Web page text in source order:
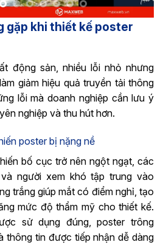
gặp khi thiết kế poster
động sản, nhiều lỗi nhỏ nhưng
giảm hiệu quả truyền tải thông
lỗi mà doanh nghiệp cần lưu ý
nghiệp và thu hút hơn.
poster bị nặng nề
bố cục trở nên ngột ngạt, các
người xem khó tập trung vào
trắng giúp mắt có điểm nghỉ, tạo
mức độ thẩm mỹ cho thiết kế.
sử dụng đúng, poster trông
thông tin được tiếp nhận dễ dàng